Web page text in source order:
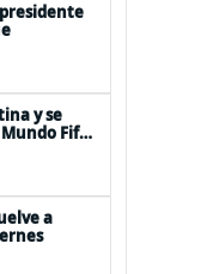
y se
Fifa
a